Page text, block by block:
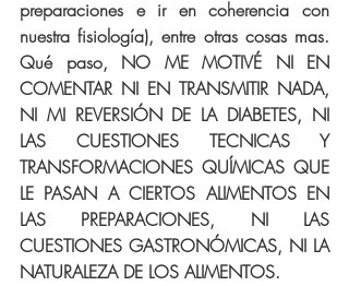
preparaciones e ir en coherencia con
nuestra fisiología), entre otras cosas mas.
Qué paso, NO ME MOTIVÉ NI EN
COMENTAR NI EN TRANSMITIR NADA,
NI MI REVERSIÓN DE LA DIABETES, NI
LAS CUESTIONES TECNICAS Y
TRANSFORMACIONES QUÍMICAS QUE
LE PASAN A CIERTOS ALIMENTOS EN
LAS PREPARACIONES, NI LAS
CUESTIONES GASTRONÓMICAS, NI LA
NATURALEZA DE LOS ALIMENTOS.